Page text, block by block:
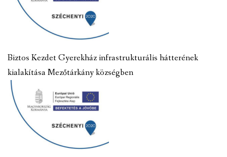
Biztos Kezdet Gyerekház infrastrukturális hátterének
kialakítása Mezőtárkány községben